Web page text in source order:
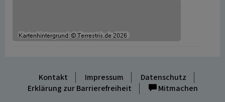
Kontakt Impressum
Datenschutz
Erklärung zur Barrierefreiheit
Mitmachen